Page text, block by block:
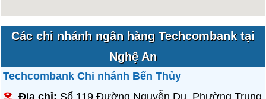
Các chi nhánh ngân hàng Techcombank tại
Nghệ An
Techcombank Chi nhánh Bến Thủy